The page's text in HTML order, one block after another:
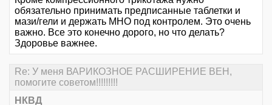
обязательно принимать предписанные таблетки и
мази/гели и держать МНО под контролем. Это очень
важно. Все это конечно дорого, но что делать?
Здоровье важнее.
Re: У меня ВАРИКОЗНОЕ РАСШИРЕНИЕ ВЕН,
помогите советом!!!!!!!!!
НКВД